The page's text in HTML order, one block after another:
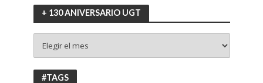
+ 130 ANIVERSARIO UGT
130
ANIVERSARIO
UGT
#TAGS